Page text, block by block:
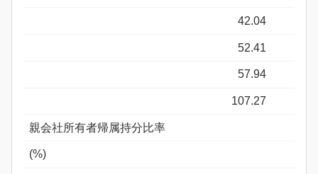
42.04
52.41
57.94
107.27
親会社所有者帰属持分比率
(%)